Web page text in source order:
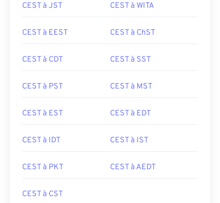
CEST à JST CEST à WITA
CEST à EEST CEST à ChST
CEST à CDT CEST à SST
CEST à PST CEST à MST
CEST à EST CEST à EDT
CEST à IDT CEST à IST
CEST à PKT CEST à AEDT
CEST à CST